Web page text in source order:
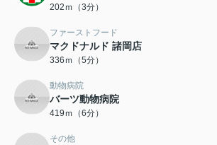
202ｍ（3分）
ファーストフード
マクドナルド 諸岡店
336ｍ（5分）
動物病院
バーツ動物病院
419ｍ（6分）
その他